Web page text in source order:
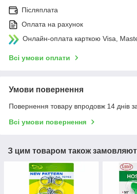
Післяплата
Оплата на рахунок
Онлайн-оплата карткою Visa,
Всі умови оплати
Умови повернення
Повернення товару впродовж 14 днів
Всі умови повернення
З цим товаром також